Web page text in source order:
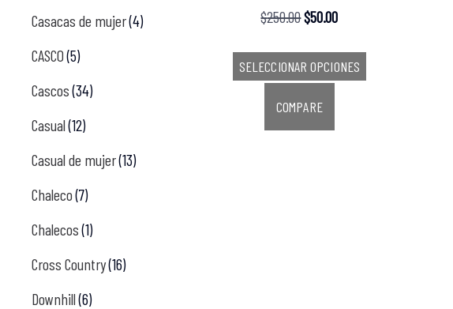
Casacas de mujer(4)
CASCO (5)
Cascos (34)
Casual(12)
Casual de mujer(13)
Chaleco (7)
Chalecos (1)
Cross Country(16)
Downhill(6)
$250.00$50.00
SELECCIONAR OPCIONES
COMPARE